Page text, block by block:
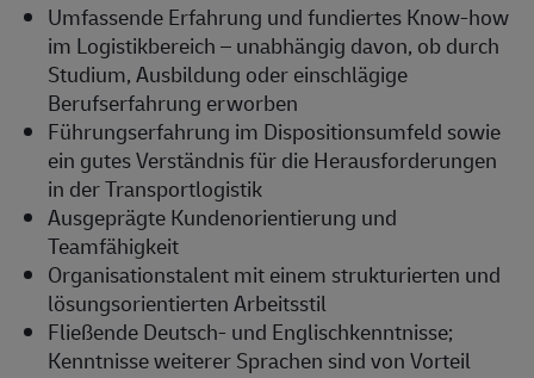
Umfassende Erfahrung und fundiertes Know-how
im Logistikbereich – unabhängig davon, ob durch
Studium, Ausbildung oder einschlägige
Berufserfahrung erworben
Führungserfahrung im Dispositionsumfeld sowie
ein gutes Verständnis für die Herausforderungen
in der Transportlogistik
Ausgeprägte Kundenorientierung und
Teamfähigkeit
Organisationstalent mit einem strukturierten und
lösungsorientierten Arbeitsstil
Fließende Deutsch- und Englischkenntnisse;
Kenntnisse weiterer Sprachen sind von Vorteil